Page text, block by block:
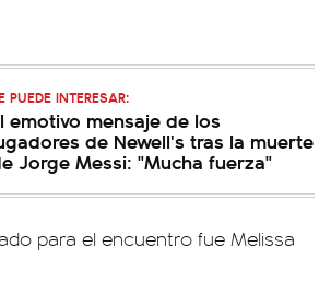
PUEDE INTERESAR:
emotivo mensaje de los
de Newell's tras la muerte
Jorge Messi: "Mucha fuerza"
para el encuentro fue Melissa